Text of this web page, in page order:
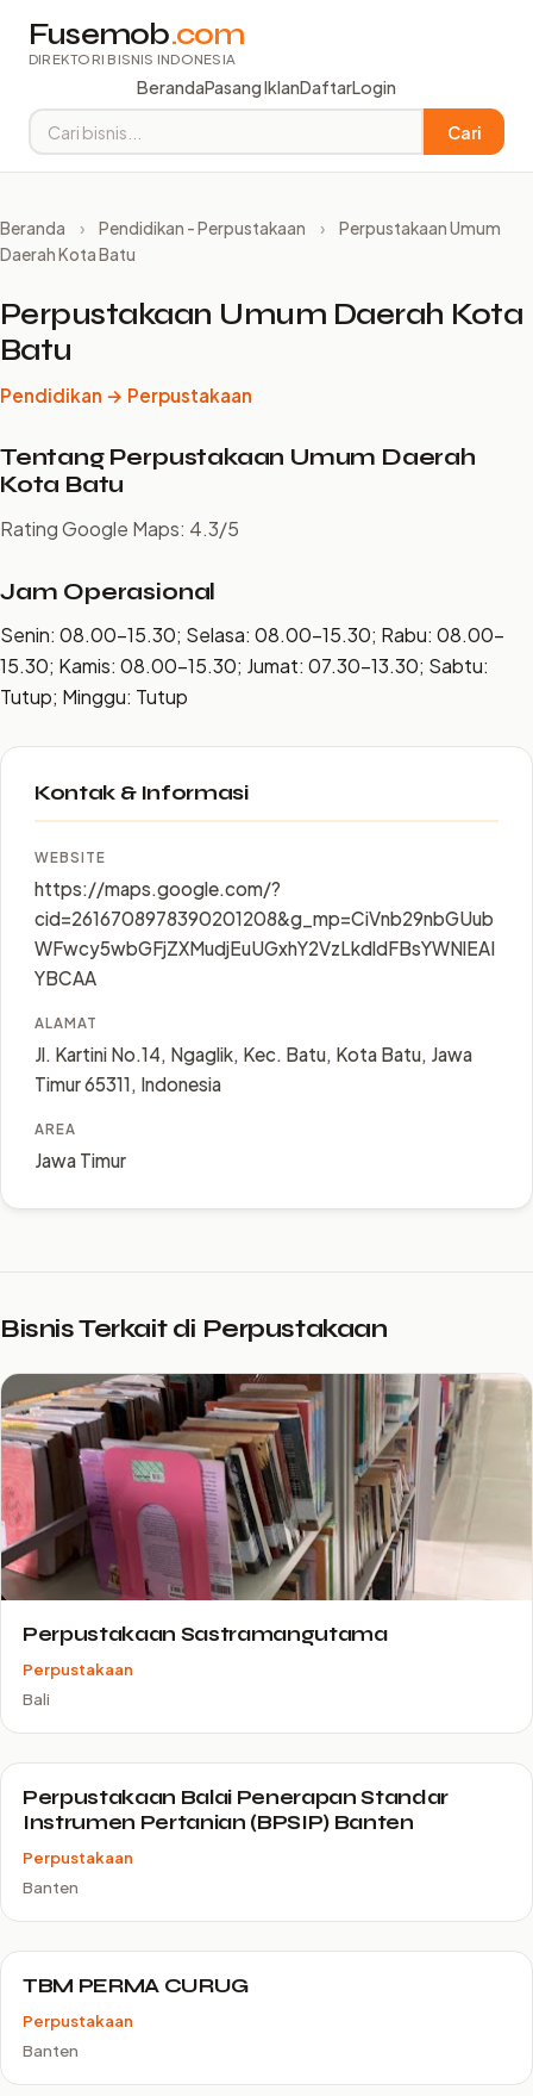
Fusemob.com
DIREKTORI BISNIS INDONESIA
BerandaPasang IklanDaftarLogin
Cari
Beranda › Pendidikan - Perpustakaan ›
Perpustakaan Umum
Daerah Kota Batu
Perpustakaan Umum Daerah Kota
Batu
Pendidikan → Perpustakaan
Tentang Perpustakaan Umum Daerah
Kota Batu
Rating Google Maps: 4.3/5
Jam Operasional
Senin: 08.00–15.30; Selasa: 08.00–15.30; Rabu: 08.00–
15.30; Kamis: 08.00–15.30; Jumat: 07.30–13.30; Sabtu:
Tutup; Minggu: Tutup
Kontak & Informasi
WEBSITE
https://maps.google.com/?
cid=2616708978390201208&g_mp=CiVnb29nbGUub
WFwcy5wbGFjZXMudjEuUGxhY2VzLkdldFBsYWNlEAI
YBCAA
ALAMAT
Jl. Kartini No.14, Ngaglik, Kec. Batu, Kota Batu, Jawa
Timur 65311, Indonesia
AREA
Jawa Timur
Bisnis Terkait di Perpustakaan
Perpustakaan Sastramangutama
Perpustakaan
Bali
Perpustakaan Balai Penerapan Standar
Instrumen Pertanian (BPSIP) Banten
Perpustakaan
Banten
TBM PERMA CURUG
Perpustakaan
Banten